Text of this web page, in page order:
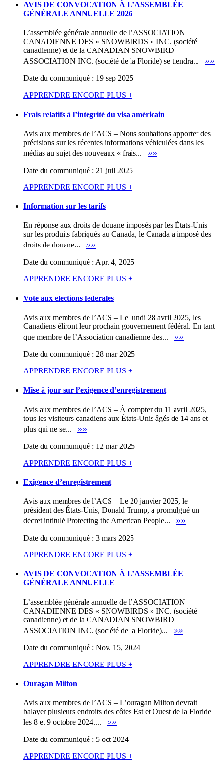
AVIS DE CONVOCATION À L’ASSEMBLÉE
GÉNÉRALE ANNUELLE 2026
L’assemblée générale annuelle de l’ASSOCIATION
CANADIENNE DES « SNOWBIRDS » INC. (société
canadienne) et de la CANADIAN SNOWBIRD
ASSOCIATION INC. (société de la Floride) se tiendra... »»
Date du communiqué : 19 sep 2025
APPRENDRE ENCORE PLUS +
Frais relatifs à l’intégrité du visa américain
Avis aux membres de l’ACS – Nous souhaitons apporter des
précisions sur les récentes informations véhiculées dans les
médias au sujet des nouveaux « frais... »»
Date du communiqué : 21 juil 2025
APPRENDRE ENCORE PLUS +
Information sur les tarifs
En réponse aux droits de douane imposés par les États-Unis
sur les produits fabriqués au Canada, le Canada a imposé des
droits de douane... »»
Date du communiqué : Apr. 4, 2025
APPRENDRE ENCORE PLUS +
Vote aux élections fédérales
Avis aux membres de l’ACS – Le lundi 28 avril 2025, les
Canadiens éliront leur prochain gouvernement fédéral. En tant
que membre de l’Association canadienne des... »»
Date du communiqué : 28 mar 2025
APPRENDRE ENCORE PLUS +
Mise à jour sur l’exigence d’enregistrement
Avis aux membres de l’ACS – À compter du 11 avril 2025,
tous les visiteurs canadiens aux États-Unis âgés de 14 ans et
plus qui ne se... »»
Date du communiqué : 12 mar 2025
APPRENDRE ENCORE PLUS +
Exigence d’enregistrement
Avis aux membres de l’ACS – Le 20 janvier 2025, le
président des États-Unis, Donald Trump, a promulgué un
décret intitulé Protecting the American People... »»
Date du communiqué : 3 mars 2025
APPRENDRE ENCORE PLUS +
AVIS DE CONVOCATION À L’ASSEMBLÉE
GÉNÉRALE ANNUELLE
L’assemblée générale annuelle de l’ASSOCIATION
CANADIENNE DES « SNOWBIRDS » INC. (société
canadienne) et de la CANADIAN SNOWBIRD
ASSOCIATION INC. (société de la Floride)... »»
Date du communiqué : Nov. 15, 2024
APPRENDRE ENCORE PLUS +
Ouragan Milton
Avis aux membres de l’ACS – L’ouragan Milton devrait
balayer plusieurs endroits des côtes Est et Ouest de la Floride
les 8 et 9 octobre 2024.... »»
Date du communiqué : 5 oct 2024
APPRENDRE ENCORE PLUS +